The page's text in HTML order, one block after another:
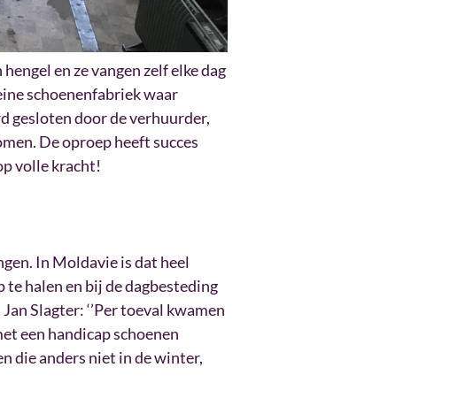
en ze vangen zelf elke dag
schoenenfabriek waar
gesloten door de verhuurder,
De oproep heeft succes
volle kracht!
In Moldavie is dat heel
halen en bij de dagbesteding
Slagter: ‘’Per toeval kwamen
een handicap schoenen
die anders niet in de winter,